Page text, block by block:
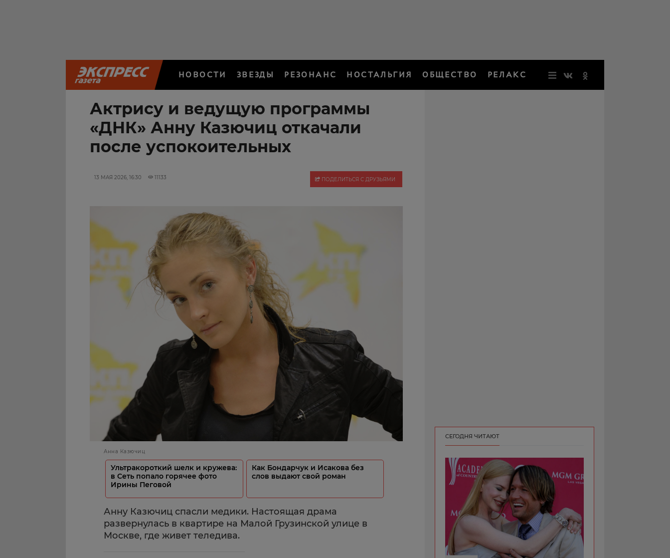
НОВОСТИ ЗВЕЗДЫ РЕЗОНАНС НОСТАЛЬГИЯ ОБЩЕСТВО РЕЛАКС
Актрису и ведущую программы
«ДНК» Анну Казючиц откачали
после успокоительных
13 МАЯ 2026, 16:30 11133 ПОДЕЛИТЬСЯ С ДРУЗЬЯМИ
Анна Казючиц
Ультракороткий шелк и кружева:
в Сеть попало горячее фото
Ирины Пеговой
Как Бондарчук и Исакова без
слов выдают свой роман
Анну Казючиц спасли медики. Настоящая драма
развернулась в квартире на Малой Грузинской улице в
Москве, где живет теледива.
СЕГОДНЯ ЧИТАЮТ